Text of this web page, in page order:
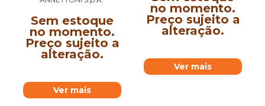
Sem estoque
no momento.
Preço sujeito a
alteração.
Ver mais
no momento.
Preço sujeito a
alteração.
Ver mais